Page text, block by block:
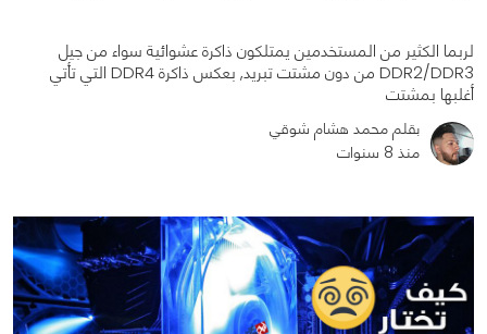
لربما الكثير من المستخدمين يمتلكون ذاكرة عشوائية سواء من جيل
DDR2/DDR3 من دون مشتت تبريد, بعكس ذاكرة DDR4 التي تأتي
أغلبها بمشتت
بقلم محمد هشام شوقي
منذ 8 سنوات